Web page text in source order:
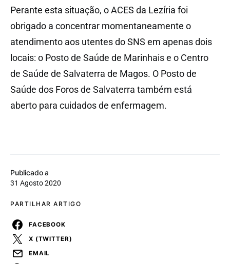
Publicado a
31 Agosto 2020
PARTILHAR ARTIGO
FACEBOOK
X (TWITTER)
EMAIL
Perante esta situação, o ACES da Lezíria foi
obrigado a concentrar momentaneamente o
atendimento aos utentes do SNS em apenas dois
locais: o Posto de Saúde de Marinhais e o Centro
de Saúde de Salvaterra de Magos. O Posto de
Saúde dos Foros de Salvaterra também está
aberto para cuidados de enfermagem.